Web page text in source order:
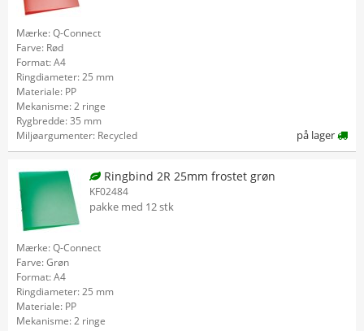
Mærke: Q-Connect
Farve: Rød
Format: A4
Ringdiameter: 25 mm
Materiale: PP
Mekanisme: 2 ringe
Rygbredde: 35 mm
Miljøargumenter: Recycled
på lager
Ringbind 2R 25mm frostet grøn
KF02484
pakke med 12 stk
Mærke: Q-Connect
Farve: Grøn
Format: A4
Ringdiameter: 25 mm
Materiale: PP
Mekanisme: 2 ringe